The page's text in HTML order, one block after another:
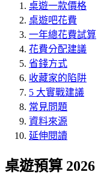
桌遊一款價格
桌遊吧花費
一年總花費試算
花費分配建議
省錢方式
收藏家的陷阱
5 大實戰建議
常見問題
資料來源
延伸閱讀
桌遊預算